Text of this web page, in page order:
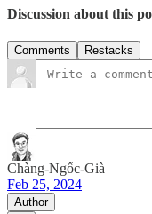
Discussion about this
Comments Restacks
Chàng-Ngốc-Già
Feb 25, 2024
Author